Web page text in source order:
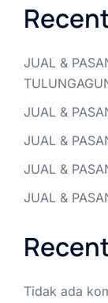
JUAL &
JUAL &
JUAL &
JUAL &
JUAL &
Tidak ada